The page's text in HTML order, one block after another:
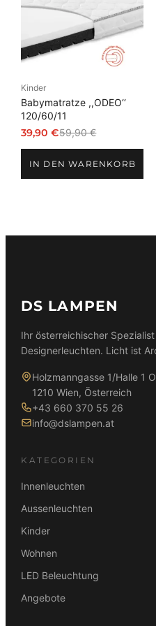
Kinder
Babymatratze ,,ODEO‘‘
120/60/11
59,90€
Ursprünglicher
war:
39,90€
Aktueller
ist:IN DEN WARENKORB
DS LAMPEN
Ihr österreichischer
Designerleuchten. Licht ist
Holzmanngasse 1/Halle 1
1210 Wien, Österreich
+43 660 370 55 26
info@dslampen.at
KATEGORIEN
Innenleuchten
Aussenleuchten
Kinder
Wohnen
LED Beleuchtung
Angebote